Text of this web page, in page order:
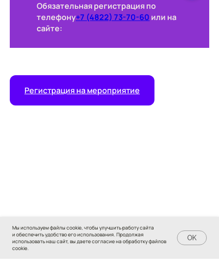
Обязательная регистрация по
телефону+7 (4822) 73-70-60 или на
сайте:
Регистрация на мероприятие
Мы используем файлы cookie, чтобы улучшить работу сайта
и обеспечить удобство его использования. Продолжая
использовать наш сайт, вы даете согласие на обработку файлов
cookie.
OK
Задать вопрос